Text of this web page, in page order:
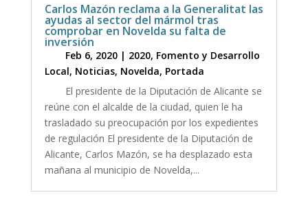
Carlos Mazón reclama a la Generalitat las
ayudas al sector del mármol tras
comprobar en Novelda su falta de
inversión
Feb 6, 2020| 2020, Fomento y Desarrollo
Local, Noticias, Novelda, Portada
El presidente de la Diputación de Alicante se
reúne con el alcalde de la ciudad, quien le ha
trasladado su preocupación por los expedientes
de regulación El presidente de la Diputación de
Alicante, Carlos Mazón, se ha desplazado esta
mañana al municipio de Novelda,...